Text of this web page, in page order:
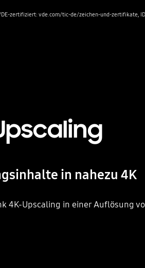
VDE-zertifiziert: vde.com/tic-de/zeichen-und-zertifikate,
in nahezu 4K
4K-Upscaling in einer Auflösung